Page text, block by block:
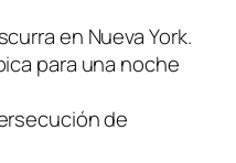
en Nueva York.
para una noche
de